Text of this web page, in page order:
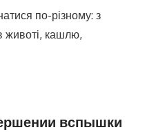
по-різному: з
животі, кашлю,
вспышки